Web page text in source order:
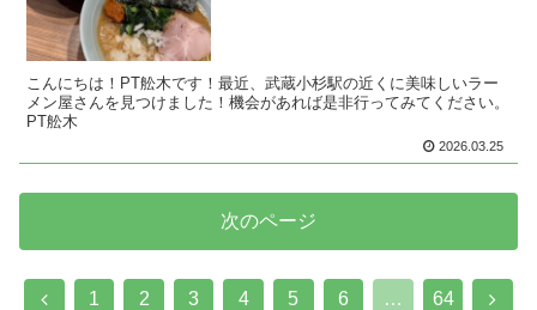
こんにちは！PT舩木です！最近、武蔵小杉駅の近くに美味しいラー
メン屋さんを見つけました！機会があれば是非行ってみてください。
PT舩木
2026.03.25
次のページ
前
1 2 3 4 5 6 … 64
次